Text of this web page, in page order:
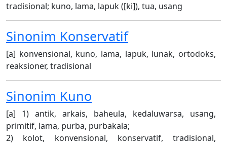
tradisional; kuno, lama, lapuk ([ki]), tua, usang
Sinonim Konservatif
[a] konvensional, kuno, lama, lapuk, lunak, ortodoks,
reaksioner, tradisional
Sinonim Kuno
[a] 1) antik, arkais, baheula, kedaluwarsa, usang,
primitif, lama, purba, purbakala;
2) kolot, konvensional, konservatif, tradisional,